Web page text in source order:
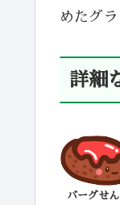
めたグ
詳細
バーグせ